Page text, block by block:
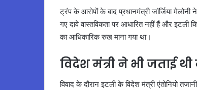
ट्रंप के आरोपों के बाद प्रधानमंत्री जॉर्जिया
गए दावे वास्तविकता पर आधारित नहीं हैं और इटली
का आधिकारिक रुख माना गया था।
विदेश मंत्री ने भी जताई
विवाद के दौरान इटली के विदेश मंत्री एंतोनियो